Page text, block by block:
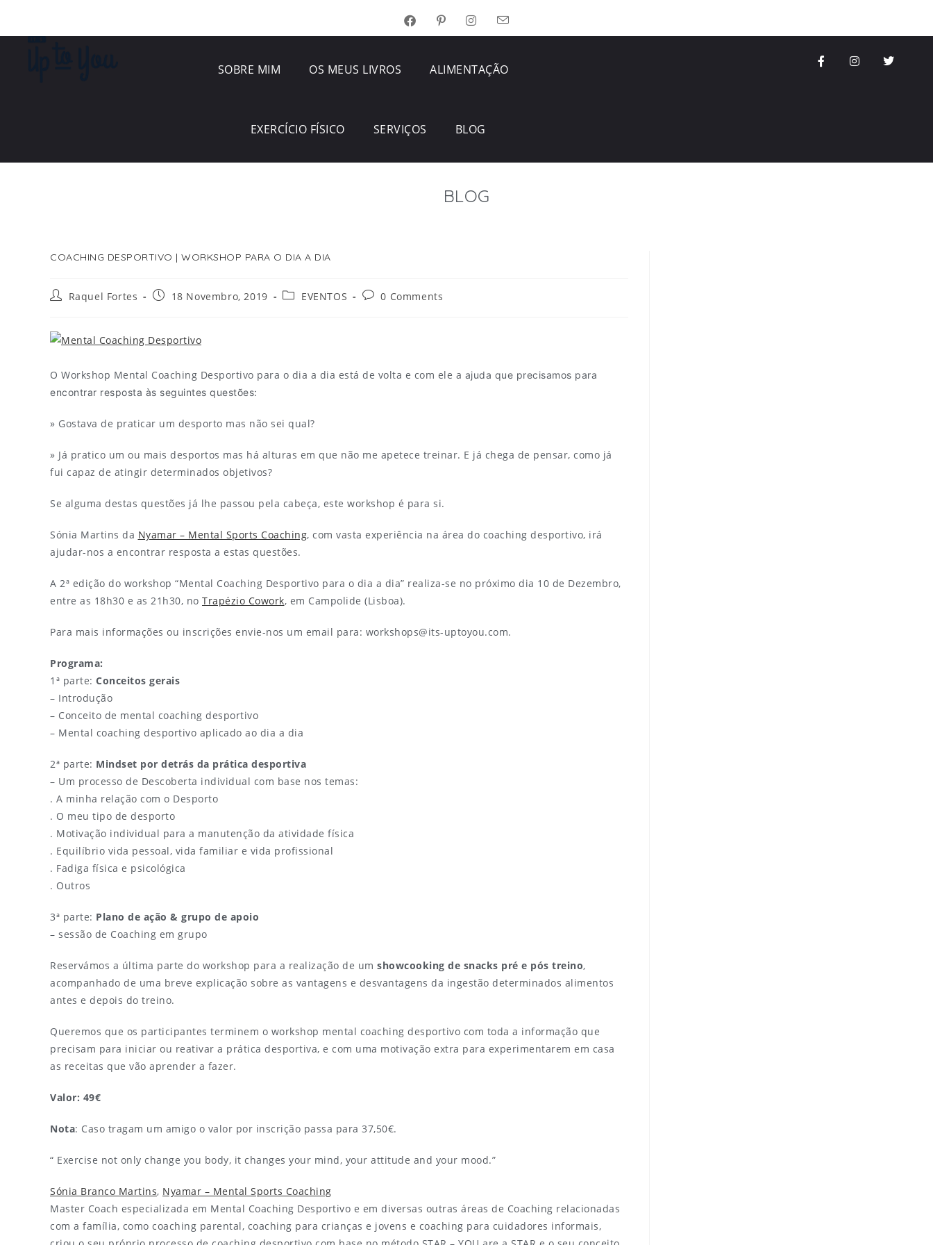
SOBRE MIM OS MEUS LIVROS ALIMENTAÇÃO
EXERCÍCIO FÍSICO SERVIÇOS BLOG
BLOG
COACHING DESPORTIVO | WORKSHOP PARA O DIA A DIA
Raquel Fortes 18 Novembro, 2019 EVENTOS 0 Comments
O Workshop Mental Coaching Desportivo para o dia a dia está de volta e com ele a ajuda que precisamos para
encontrar resposta às seguintes questões:
» Gostava de praticar um desporto mas não sei qual?
» Já pratico um ou mais desportos mas há alturas em que não me apetece treinar. E já chega de pensar, como já
fui capaz de atingir determinados objetivos?
Se alguma destas questões já lhe passou pela cabeça, este workshop é para si.
Sónia Martins da Nyamar – Mental Sports Coaching, com vasta experiência na área do coaching desportivo, irá
ajudar-nos a encontrar resposta a estas questões.
A 2ª edição do workshop “Mental Coaching Desportivo para o dia a dia” realiza-se no próximo dia 10 de Dezembro,
entre as 18h30 e as 21h30, no Trapézio Cowork, em Campolide (Lisboa).
Para mais informações ou inscrições envie-nos um email para: workshops@its-uptoyou.com.
Programa:
1ª parte: Conceitos gerais
– Introdução
– Conceito de mental coaching desportivo
– Mental coaching desportivo aplicado ao dia a dia
2ª parte: Mindset por detrás da prática desportiva
– Um processo de Descoberta individual com base nos temas:
. A minha relação com o Desporto
. O meu tipo de desporto
. Motivação individual para a manutenção da atividade física
. Equilíbrio vida pessoal, vida familiar e vida profissional
. Fadiga física e psicológica
. Outros
3ª parte: Plano de ação & grupo de apoio
– sessão de Coaching em grupo
Reservámos a última parte do workshop para a realização de um showcooking de snacks pré e pós treino,
acompanhado de uma breve explicação sobre as vantagens e desvantagens da ingestão determinados alimentos
antes e depois do treino.
Queremos que os participantes terminem o workshop mental coaching desportivo com toda a informação que
precisam para iniciar ou reativar a prática desportiva, e com uma motivação extra para experimentarem em casa
as receitas que vão aprender a fazer.
Valor: 49€
Nota: Caso tragam um amigo o valor por inscrição passa para 37,50€.
“ Exercise not only change you body, it changes your mind, your attitude and your mood.”
Sónia Branco Martins, Nyamar – Mental Sports Coaching
Master Coach especializada em Mental Coaching Desportivo e em diversas outras áreas de Coaching relacionadas
com a família, como coaching parental, coaching para crianças e jovens e coaching para cuidadores informais,